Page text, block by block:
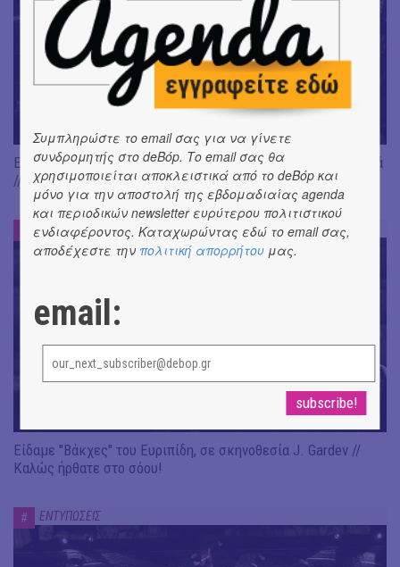
Είδαμε: "Άλκηστις" του Ευριπίδη, σε σκηνοθεσία Δ. Καραντζά
// Ευφυής σύλληψη και χαμένη ευκαιρία
ΕΝΤΥΠΩΣΕΙΣ
Είδαμε "Βάκχες" του Ευριπίδη, σε σκηνοθεσία J. Gardev //
Καλώς ήρθατε στο σόου!
# ΕΝΤΥΠΩΣΕΙΣ
Συμπληρώστε το email σας για να γίνετε
συνδρομητής στο deBόp. Το email σας θα
χρησιμοποιείται αποκλειστικά από το deBόp και
μόνο για την αποστολή της εβδομαδιαίας agenda
και περιοδικών newsletter ευρύτερου πολιτιστικού
ενδιαφέροντος. Καταχωρώντας εδώ το email σας,
αποδέχεστε την πολιτική απορρήτου μας.
email: